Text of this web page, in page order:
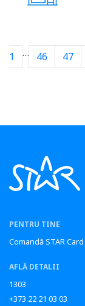
1 … 46 47
PENTRU TINE
Comandă STAR Card
AFLĂ DETALII
1303
+373 22 21 03 03